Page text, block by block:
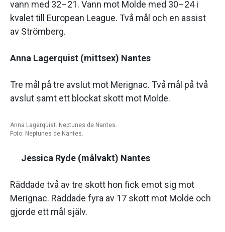
vann med 32–21. Vann mot Molde med 30–24 i
kvalet till European League. Två mål och en assist
av Strömberg.
Anna Lagerquist (mittsex) Nantes
Tre mål på tre avslut mot Merignac. Två mål på två
avslut samt ett blockat skott mot Molde.
Anna Lagerquist. Neptunes de Nantes.
Foto: Neptunes de Nantes.
Jessica Ryde (målvakt) Nantes
Räddade två av tre skott hon fick emot sig mot
Merignac. Räddade fyra av 17 skott mot Molde och
gjorde ett mål själv.